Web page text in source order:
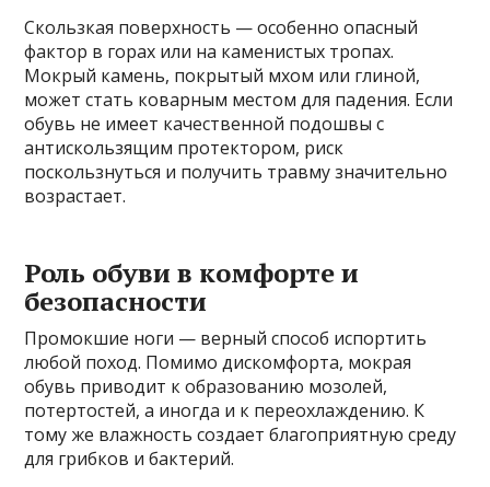
Скользкая поверхность — особенно опасный
фактор в горах или на каменистых тропах.
Мокрый камень, покрытый мхом или глиной,
может стать коварным местом для падения. Если
обувь не имеет качественной подошвы с
антискользящим протектором, риск
поскользнуться и получить травму значительно
возрастает.
Роль обуви в комфорте и
безопасности
Промокшие ноги — верный способ испортить
любой поход. Помимо дискомфорта, мокрая
обувь приводит к образованию мозолей,
потертостей, а иногда и к переохлаждению. К
тому же влажность создает благоприятную среду
для грибков и бактерий.